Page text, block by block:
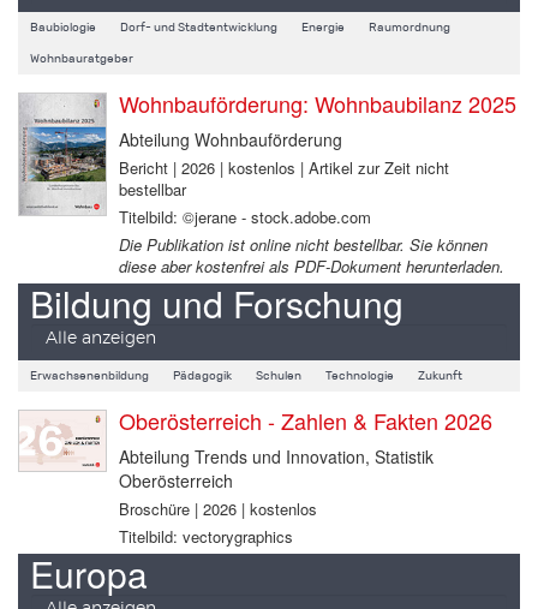
Baubiologie Dorf- und Stadtentwicklung Energie Raumordnung
Wohnbauratgeber
Wohnbauförderung: Wohnbaubilanz 2025
Abteilung Wohnbauförderung
Bericht | 2026 | kostenlos | Artikel zur Zeit nicht
bestellbar
Titelbild: ©jerane - stock.adobe.com
Die Publikation ist online nicht bestellbar. Sie können
diese aber kostenfrei als PDF-Dokument herunterladen.
Bildung und Forschung
Alle anzeigen
Erwachsenenbildung Pädagogik Schulen Technologie Zukunft
Oberösterreich - Zahlen & Fakten 2026
Abteilung Trends und Innovation, Statistik
Oberösterreich
Broschüre | 2026 | kostenlos
Titelbild: vectorygraphics
Europa